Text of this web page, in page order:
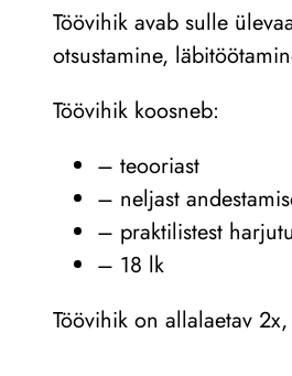
Töövihik avab sulle
otsustamine,
Töövihik koosneb:
– teooriast
– neljast
– praktilistest
– 18 lk
Töövihik on allalaetav